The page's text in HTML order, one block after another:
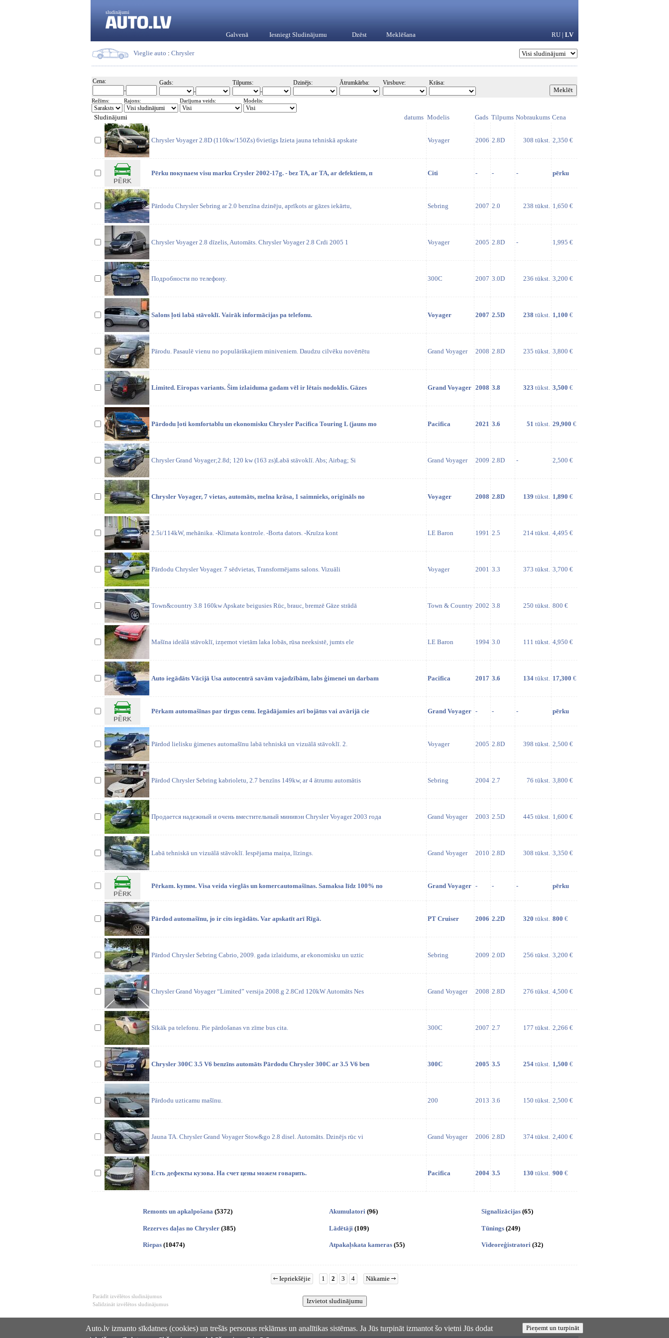
sludinājumi
Galvenā Iesniegt Sludinājumu Dzēst Meklēšana RU | LV
Vieglie auto : Chrysler
Cena:
-
Gads:
-
Tilpums:
-
Dzinējs: Ātrumkārba: Virsbuve: Krāsa:
Režīms: Rajons: Darījuma veids: Modelis:
Sludinājumi datums Modelis Gads Tilpums Nobraukums Cena
Chrysler Voyager 2.8D (110kw/150Zs) 6vietīgs Izieta jauna tehniskā apskate Voyager 2006 2.8D 308 tūkst. 2,350 €
Pērku покупaем visu marku Crysler 2002-17g. - bez TA, ar TA, ar defektiem, п Citi - - - pērku
Pārdodu Chrysler Sebring ar 2.0 benzīna dzinēju, aprīkots ar gāzes iekārtu, Sebring 2007 2.0 238 tūkst. 1,650 €
Chrysler Voyager 2.8 dīzelis, Automāts. Chrysler Voyager 2.8 Crdi 2005 1 Voyager 2005 2.8D - 1,995 €
Подробности по телефону. 300C 2007 3.0D 236 tūkst. 3,200 €
Salons ļoti labā stāvoklī. Vairāk informācijas pa telefonu. Voyager 2007 2.5D 238 tūkst. 1,100 €
Pārodu. Pasaulē vienu no populārākajiem miniveniem. Daudzu cilvēku novērtētu Grand Voyager 2008 2.8D 235 tūkst. 3,800 €
Limited. Eiropas variants. Šim izlaiduma gadam vēl ir lētais nodoklis. Gāzes Grand Voyager 2008 3.8 323 tūkst. 3,500 €
Pārdodu ļoti komfortablu un ekonomisku Chrysler Pacifica Touring L (jauns mo Pacifica 2021 3.6 51 tūkst. 29,900 €
Chrysler Grand Voyager;2.8d; 120 kw (163 zs)Labā stāvoklī. Abs; Airbag; Si Grand Voyager 2009 2.8D - 2,500 €
Chrysler Voyager, 7 vietas, automāts, melna krāsa, 1 saimnieks, origināls no Voyager 2008 2.8D 139 tūkst. 1,890 €
2.5i/114kW, mehānika. -Klimata kontrole. -Borta dators. -Kruīza kont LE Baron 1991 2.5 214 tūkst. 4,495 €
Pārdodu Chrysler Voyager. 7 sēdvietas, Transformējams salons. Vizuāli Voyager 2001 3.3 373 tūkst. 3,700 €
Town&country 3.8 160kw Apskate beigusies Rūc, brauc, bremzē Gāze strādā Town & Country 2002 3.8 250 tūkst. 800 €
Mašīna ideālā stāvoklī, izņemot vietām laka lobās, rūsa neeksistē, jumts ele LE Baron 1994 3.0 111 tūkst. 4,950 €
Auto iegādāts Vācijā Usa autocentrā savām vajadzībām, labs ģimenei un darbam Pacifica 2017 3.6 134 tūkst. 17,300 €
Pērkam automašīnas par tirgus cenu. Iegādājamies arī bojātus vai avārijā cie Grand Voyager - - - pērku
Pārdod lielisku ģimenes automašīnu labā tehniskā un vizuālā stāvoklī. 2. Voyager 2005 2.8D 398 tūkst. 2,500 €
Pārdod Chrysler Sebring kabrioletu, 2.7 benzīns 149kw, ar 4 ātrumu automātis Sebring 2004 2.7 76 tūkst. 3,800 €
Продается надежный и очень вместительный минивэн Chrysler Voyager 2003 года Grand Voyager 2003 2.5D 445 tūkst. 1,600 €
Labā tehniskā un vizuālā stāvoklī. Iespējama maiņa, līzings. Grand Voyager 2010 2.8D 308 tūkst. 3,350 €
Pērkam. kупим. Visa veida vieglās un komercautomašīnas. Samaksa līdz 100% no Grand Voyager - - - pērku
Pārdod automašīnu, jo ir cits iegādāts. Var apskatīt arī Rīgā. PT Cruiser 2006 2.2D 320 tūkst. 800 €
Pārdod Chrysler Sebring Cabrio, 2009. gada izlaidums, ar ekonomisku un uztic Sebring 2009 2.0D 256 tūkst. 3,200 €
Chrysler Grand Voyager “Limited” versija 2008.g 2.8Crd 120kW Automāts Nes Grand Voyager 2008 2.8D 276 tūkst. 4,500 €
Sīkāk pa telefonu. Pie pārdošanas vn zīme bus cita. 300C 2007 2.7 177 tūkst. 2,266 €
Chrysler 300C 3.5 V6 benzīns automāts Pārdodu Chrysler 300C ar 3.5 V6 ben 300C 2005 3.5 254 tūkst. 1,500 €
Pārdodu uzticamu mašīnu. 200 2013 3.6 150 tūkst. 2,500 €
Jauna TA. Chrysler Grand Voyager Stow&go 2.8 disel. Automāts. Dzinējs rūc vi Grand Voyager 2006 2.8D 374 tūkst. 2,400 €
Есть дефекты кузова. На счет цены можем говарить. Pacifica 2004 3.5 130 tūkst. 900 €
Remonts un apkalpošana (5372)
Rezerves daļas no Chrysler (385)
Riepas (10474)
Akumulatori (96)
Lādētāji (109)
Atpakaļskata kameras (55)
Signalizācijas (65)
Tūnings (249)
Videoreģistratori (32)
Iepriekšējie 1 2 3 4 Nākamie
Parādīt izvēlētos sludinājumus
Salīdzināt izvēlētos sludinājumus
Auto.lv izmanto sīkdatnes (cookies) un trešās personas reklāmas un analītikas sistēmas. Ja Jūs turpināt izmantot šo vietni Jūs dodat